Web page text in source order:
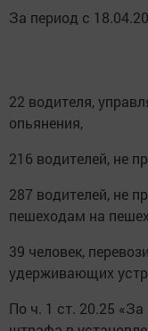
За период с
22 водителя,
опьянения,
216 водителей, не
287 водителей, не
пешеходам на
39 человек,
удерживающих
По ч. 1 ст. 20.25